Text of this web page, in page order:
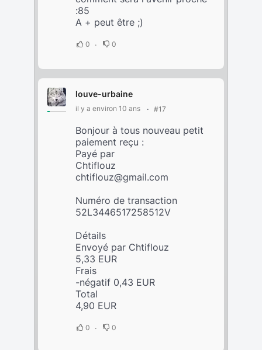
:85
A + peut être ;)
0 0
louve-urbaine
il y a environ 10 ans #17
Bonjour à tous nouveau petit
paiement reçu :
Payé par
Chtiflouz
chtiflouz@gmail.com
Numéro de transaction
52L3446517258512V
Détails
Envoyé par Chtiflouz
5,33 EUR
Frais
-négatif 0,43 EUR
Total
4,90 EUR
0 0